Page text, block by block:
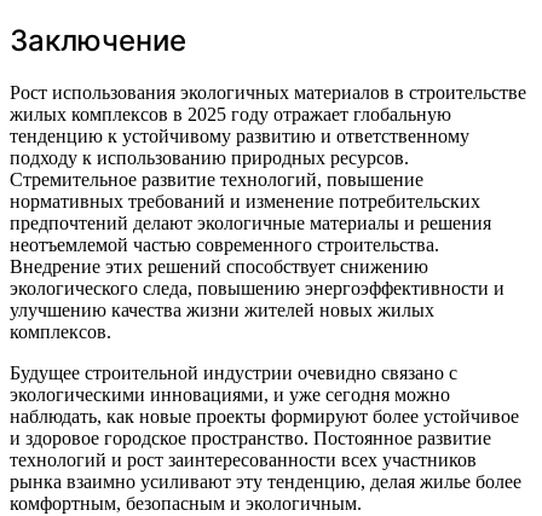
Заключение
Рост использования экологичных материалов в строительстве
жилых комплексов в 2025 году отражает глобальную
тенденцию к устойчивому развитию и ответственному
подходу к использованию природных ресурсов.
Стремительное развитие технологий, повышение
нормативных требований и изменение потребительских
предпочтений делают экологичные материалы и решения
неотъемлемой частью современного строительства.
Внедрение этих решений способствует снижению
экологического следа, повышению энергоэффективности и
улучшению качества жизни жителей новых жилых
комплексов.
Будущее строительной индустрии очевидно связано с
экологическими инновациями, и уже сегодня можно
наблюдать, как новые проекты формируют более устойчивое
и здоровое городское пространство. Постоянное развитие
технологий и рост заинтересованности всех участников
рынка взаимно усиливают эту тенденцию, делая жилье более
комфортным, безопасным и экологичным.